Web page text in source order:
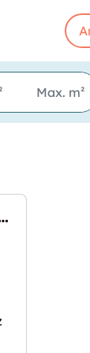
Storage mieten